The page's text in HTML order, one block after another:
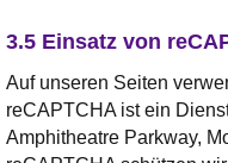
3.5 Einsatz von
Auf unseren Seiten
reCAPTCHA ist ein
Amphitheatre Parkway,